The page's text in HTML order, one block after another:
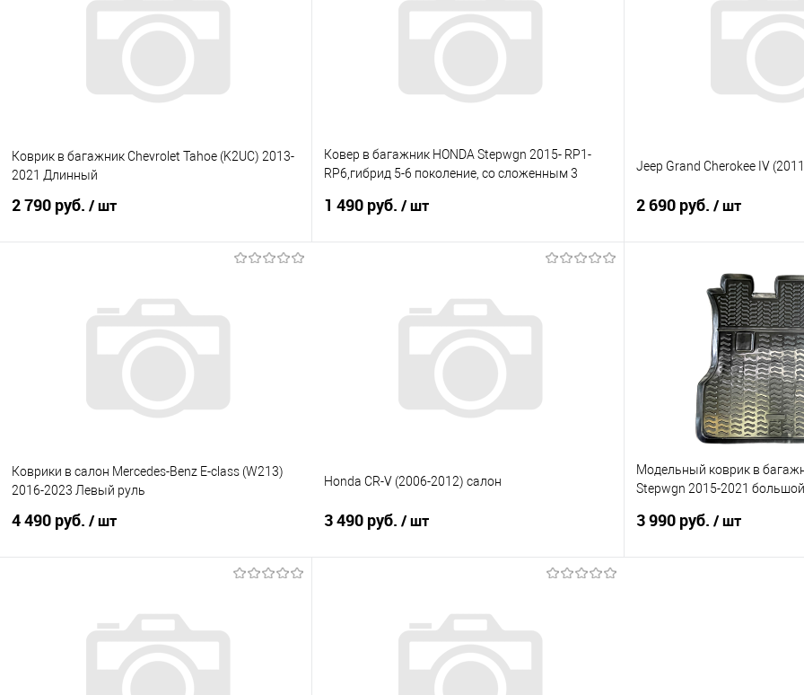
Коврик в багажник Chevrolet Tahoe (K2UC) 2013-
2021 Длинный
2 790 руб. / шт
Купить в 1 клик
Сравнение
Под заказ
Ковер в багажник HONDA Stepwgn 2015- RP1-
RP6,гибрид 5-6 поколение, со сложенным 3
1 490 руб. / шт
Купить в 1 клик
Сравнение
В наличии
Jeep Grand Cherokee IV
2 690 руб. / шт
В
Купить в 1 клик
В избранное
Коврики в салон Mercedes-Benz E-class (W213)
2016-2023 Левый руль
4 490 руб. / шт
Купить в 1 клик
Сравнение
Под заказ
Honda CR-V (2006-2012) салон
3 490 руб. / шт
Купить в 1 клик
Сравнение
Под заказ
Модельный коврик в
Stepwgn 2015-2021
3 990 руб. / шт